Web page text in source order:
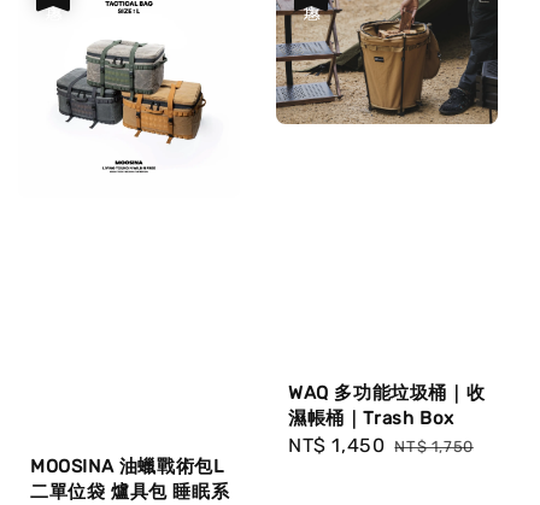
MOOSINA 油蠟戰術包L
二單位袋 爐具包 睡眠系
WAQ 多功能垃圾桶｜收
濕帳桶｜Trash Box
Sale
NT$ 1,450 Regular
NT$ 1,750